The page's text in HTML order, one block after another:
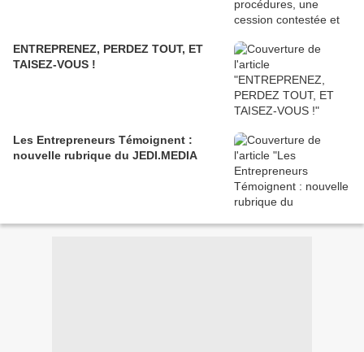
ENTREPRENEZ, PERDEZ TOUT, ET
TAISEZ-VOUS !
Les Entrepreneurs Témoignent :
nouvelle rubrique du JEDI.MEDIA